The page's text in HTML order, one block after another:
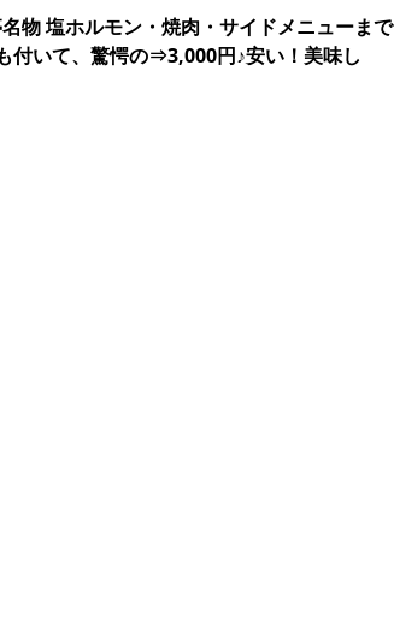
物 塩ホルモン・焼肉・サイドメニューまで
付いて、驚愕の⇒3,000円♪安い！美味し